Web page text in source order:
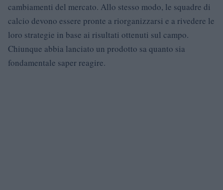
cambiamenti del mercato. Allo stesso modo, le squadre di
calcio devono essere pronte a riorganizzarsi e a rivedere le
loro strategie in base ai risultati ottenuti sul campo.
Chiunque abbia lanciato un prodotto sa quanto sia
fondamentale saper reagire.